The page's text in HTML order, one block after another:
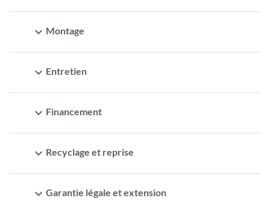
expand_more Montage
expand_more Entretien
expand_more Financement
expand_more Recyclage et reprise
expand_more Garantie légale et extension